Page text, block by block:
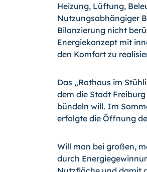
Heizung, Lüftung,
Nutzungsabhängiger
Bilanzierung nicht
Energiekonzept mit
den Komfort zu
Das „Rathaus im
dem die Stadt
bündeln will. Im
erfolgte die Öffnung
Will man bei großen,
durch